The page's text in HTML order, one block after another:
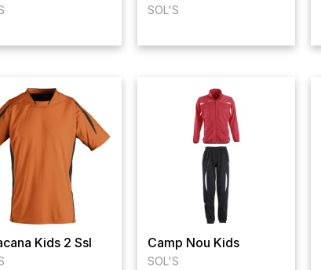
SOL'S
Kids 2 Ssl Camp Nou Kids
SOL'S